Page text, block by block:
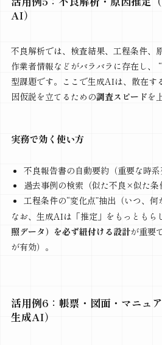
AI）
不良解析では、検査結果、工程条件、
作業者情報などがバラバラに存在し、
型課題です。ここで生成AIは、散在す
因仮説を立てるための調査スピードを
実務で効く使い方
不良報告書の自動要約（重要な時系
過去事例の検索（似た不良×似た条
工程条件の“変化点”抽出（いつ、何
なお、生成AIは「推定」をもっともら
照データ）を必ず紐付ける設計が重要
が有効）。
活用例6：帳票・図面・マニュ
生成AI）